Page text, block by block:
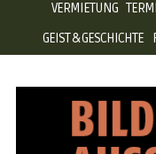
VERMIETUNG
GEIST & GESCHICHTE